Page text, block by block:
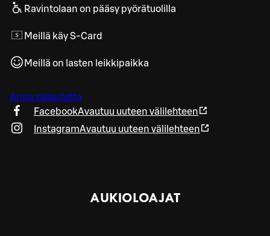
Ravintolaan on pääsy pyörätuolilla
Meillä käy S-Card
Meillä on lasten leikkipaikka
Anna palautetta
FacebookAvautuu uuteen välilehteen
InstagramAvautuu uuteen välilehteen
AUKIOLOAJAT